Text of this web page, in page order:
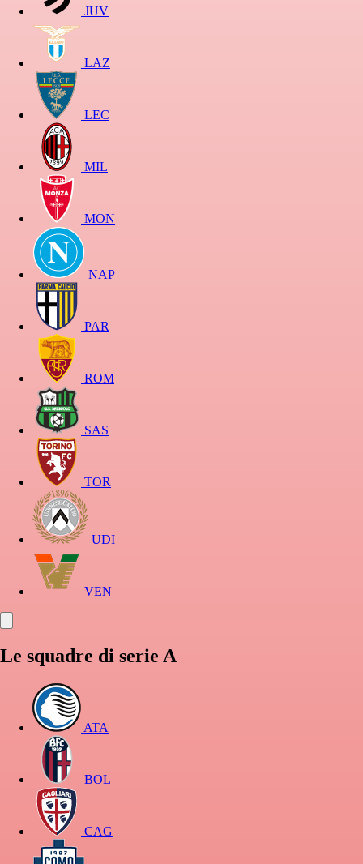
JUV
LAZ
LEC
MIL
MON
NAP
PAR
ROM
SAS
TOR
UDI
VEN
Le squadre di serie A
ATA
BOL
CAG